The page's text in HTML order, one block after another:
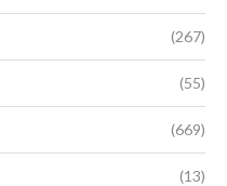
(267)
(55)
(669)
(13)